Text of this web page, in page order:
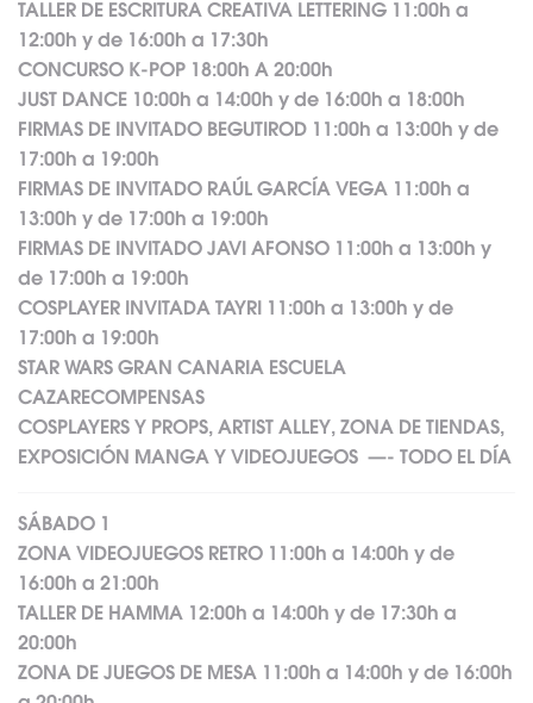
TALLER DE ESCRITURA CREATIVA LETTERING 11:00h a
12:00h y de 16:00h a 17:30h
CONCURSO K-POP 18:00h A 20:00h
JUST DANCE 10:00h a 14:00h y de 16:00h a 18:00h
FIRMAS DE INVITADO BEGUTIROD 11:00h a 13:00h y de
17:00h a 19:00h
FIRMAS DE INVITADO RAÚL GARCÍA VEGA 11:00h a
13:00h y de 17:00h a 19:00h
FIRMAS DE INVITADO JAVI AFONSO 11:00h a 13:00h y
de 17:00h a 19:00h
COSPLAYER INVITADA TAYRI 11:00h a 13:00h y de
17:00h a 19:00h
STAR WARS GRAN CANARIA ESCUELA
CAZARECOMPENSAS
COSPLAYERS Y PROPS, ARTIST ALLEY, ZONA DE TIENDAS,
EXPOSICIÓN MANGA Y VIDEOJUEGOS —- TODO EL DÍA
SÁBADO 1
ZONA VIDEOJUEGOS RETRO 11:00h a 14:00h y de
16:00h a 21:00h
TALLER DE HAMMA 12:00h a 14:00h y de 17:30h a
20:00h
ZONA DE JUEGOS DE MESA 11:00h a 14:00h y de 16:00h